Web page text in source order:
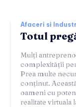
Afaceri si
Totul
Mulți
complexității
Prea multe
conținut.
oameni cu
realitate virtuala